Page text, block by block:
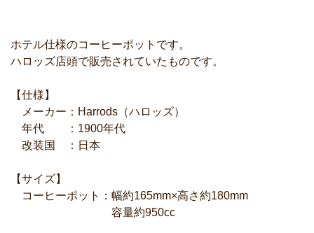
ホテル仕様のコーヒーポットです。
ハロッズ店頭で販売されていたものです。
【仕様】
メーカー：Harrods（ハロッズ）
年代 ：1900年代
改装国 ：日本
【サイズ】
コーヒーポット：幅約165mm×高さ約180mm
容量約950cc